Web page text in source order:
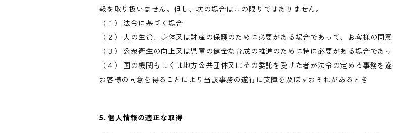
報を取り扱いません。但し、次の場合はこの限りではありません。
（１） 法令に基づく場合
（２） 人の生命、身体又は財産の保護のために必要がある場合であって、お客様の同
（３） 公衆衛生の向上又は児童の健全な育成の推進のために特に必要がある場合であ
（４） 国の機関もしくは地方公共団体又はその委託を受けた者が法令の定める事務を
お客様の同意を得ることにより当該事務の遂行に支障を及ぼすおそれがあるとき
5. 個人情報の適正な取得